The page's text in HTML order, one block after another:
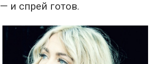
— и спрей готов.